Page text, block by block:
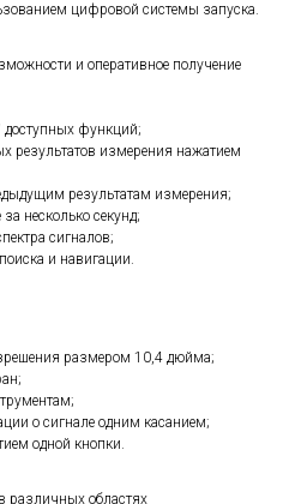
цифровой системы запуска.
и оперативное получение
доступных функций;
результатов измерения нажатием
результатам измерения;
несколько секунд;
сигналов;
и навигации.
размером 10,4 дюйма;
о сигнале одним касанием;
одной кнопки.
различных областях